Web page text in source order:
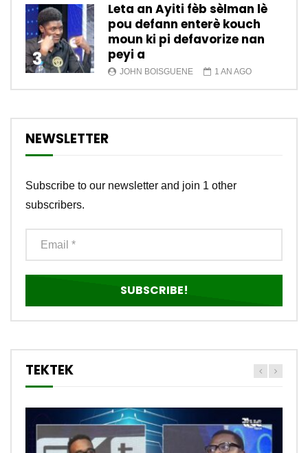
3
Leta an Ayiti fèb sèlman lè
pou defann enterè kouch
moun ki pi defavorize nan
peyi a
JOHN BOISGUENE 1 AN AGO
NEWSLETTER
Subscribe to our newsletter and join 1 other
subscribers.
TEKTEK